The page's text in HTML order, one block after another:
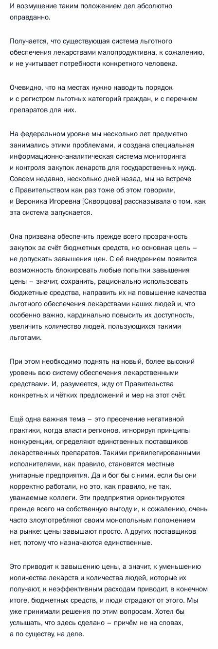
И возмущение таким положением дел абсолютно
оправданно.
Получается, что существующая система льготного
обеспечения лекарствами малопродуктивна, к сожалению,
и не учитывает потребности конкретного человека.
Очевидно, что на местах нужно наводить порядок
и с регистром льготных категорий граждан, и с перечнем
препаратов для них.
На федеральном уровне мы несколько лет предметно
занимались этими проблемами, и создана специальная
информационно-аналитическая система мониторинга
и контроля закупок лекарств для государственных нужд.
Совсем недавно, несколько дней назад, мы на встрече
с Правительством как раз тоже об этом говорили,
и Вероника Игоревна [Скворцова] рассказывала о том, как
эта система запускается.
Она призвана обеспечить прежде всего прозрачность
закупок за счёт бюджетных средств, но основная цель –
не допускать завышения цен. С её внедрением появится
возможность блокировать любые попытки завышения
цены – значит, сохранить, рационально использовать
бюджетные средства, направить их на повышение качества
льготного обеспечения лекарствами наших людей и, что
особенно важно, кардинально повысить их доступность,
увеличить количество людей, пользующихся такими
льготами.
При этом необходимо поднять на новый, более высокий
уровень всю систему обеспечения лекарственными
средствами. И, разумеется, жду от Правительства
конкретных и чётких предложений и мер на этот счёт.
Ещё одна важная тема – это пресечение негативной
практики, когда власти регионов, игнорируя принципы
конкуренции, определяют единственных поставщиков
лекарственных препаратов. Такими привилегированными
исполнителями, как правило, становятся местные
унитарные предприятия. Да и бог бы с ними, если бы они
корректно работали, но это, как правило, не так,
уважаемые коллеги. Эти предприятия ориентируются
прежде всего на собственную выгоду и, к сожалению, очень
часто злоупотребляют своим монопольным положением
на рынке: цены завышают просто. А других поставщиков
нет, потому что назначаются единственные.
Это приводит к завышению цены, а значит, к уменьшению
количества лекарств и количества людей, которые их
получают, к неэффективным расходам приводит, в конечном
итоге, бюджетных средств, и люди страдают от этого. Мы
уже принимали решения по этим вопросам. Хотел бы
услышать, что здесь сделано – причём не на словах,
а по существу, на деле.